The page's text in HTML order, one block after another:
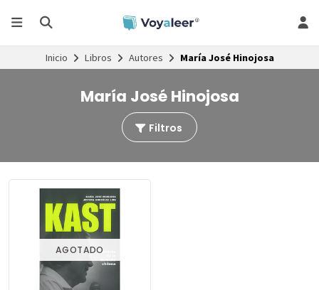
Inicio Libros Autores María José Hinojosa
María José Hinojosa
Filtros
AGOTADO